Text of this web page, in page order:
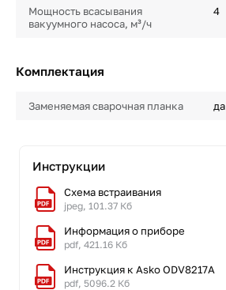
Мощность всасывания
вакуумного насоса, м³/ч
4
Комплектация
Заменяемая сварочная планка да
Инструкции
Схема встраивания
jpeg, 101.37 Кб
Информация о приборе
pdf, 421.16 Кб
Инструкция к Asko ODV8217A
pdf, 5096.2 Кб